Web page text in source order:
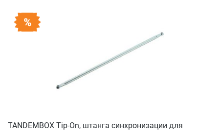
TANDEMBOX Tip-On, штанга синхронизации для